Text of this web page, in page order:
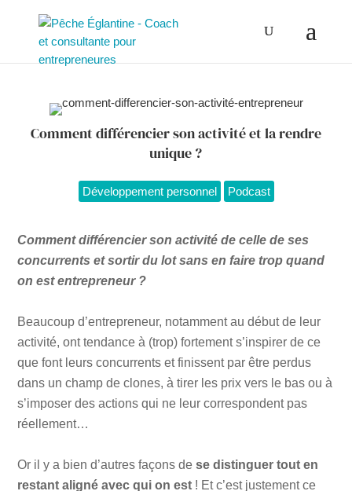
Comment différencier son activité et la rendre
unique ?
Développement personnel Podcast
Comment différencier son activité de celle de ses
concurrents et sortir du lot sans en faire trop quand
on est entrepreneur ?
Beaucoup d’entrepreneur, notamment au début de leur
activité, ont tendance à (trop) fortement s’inspirer de ce
que font leurs concurrents et finissent par être perdus
dans un champ de clones, à tirer les prix vers le bas ou à
s’imposer des actions qui ne leur correspondent pas
réellement…
Or il y a bien d’autres façons dese distinguer tout en
restant aligné avec qui on est ! Et c’est justement ce